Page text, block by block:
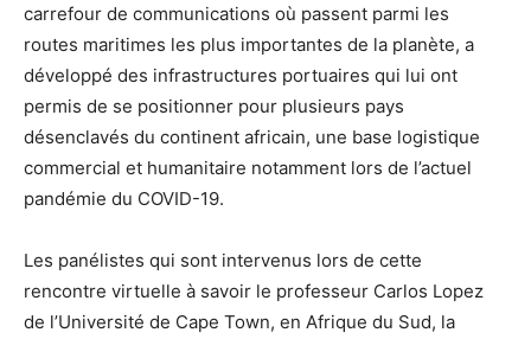
carrefour de communications où passent parmi les
routes maritimes les plus importantes de la planète, a
développé des infrastructures portuaires qui lui ont
permis de se positionner pour plusieurs pays
désenclavés du continent africain, une base logistique
commercial et humanitaire notamment lors de l’actuel
pandémie du COVID-19.
Les panélistes qui sont intervenus lors de cette
rencontre virtuelle à savoir le professeur Carlos Lopez
de l’Université de Cape Town, en Afrique du Sud, la